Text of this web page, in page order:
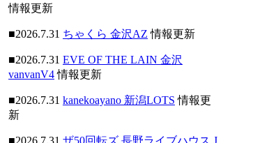
情報更新
■2026.7.31 ちゃくら 金沢AZ 情報更新
■2026.7.31 EVE OF THE LAIN 金沢
vanvanV4情報更新
■2026.7.31 kanekoayano 新潟LOTS 情報更
新
■2026.7.31 ザ50回転ズ 長野ライブハウス J